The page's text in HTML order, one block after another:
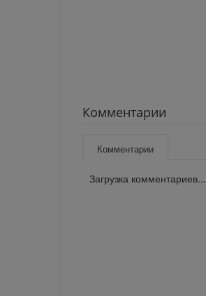
Комментарии
Комментарии
Загрузка комментариев...